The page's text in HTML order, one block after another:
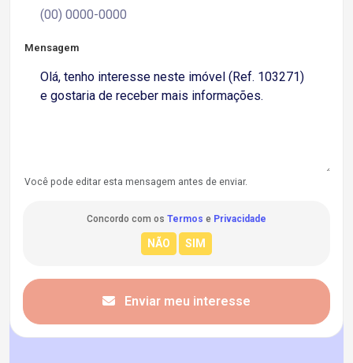
Mensagem
Você pode editar esta mensagem antes de enviar.
Concordo com os Termos e Privacidade
Enviar meu interesse